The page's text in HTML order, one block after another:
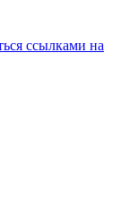
ссылками на